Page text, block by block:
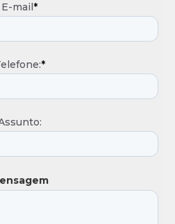
E-mail*
*